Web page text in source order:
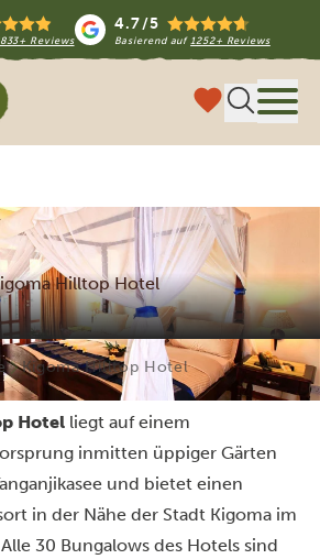
Reviews
4.7/5
Basierend auf1252+ Reviews
Hilltop Hotel
Kigoma Hilltop Hotel
Hotel liegt auf einem
inmitten üppiger Gärten
und bietet einen
in der Nähe der Stadt Kigoma im
30 Bungalows des Hotels sind